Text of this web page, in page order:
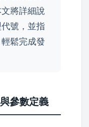
將詳細說
號，並指
鬆完成發
參數定義